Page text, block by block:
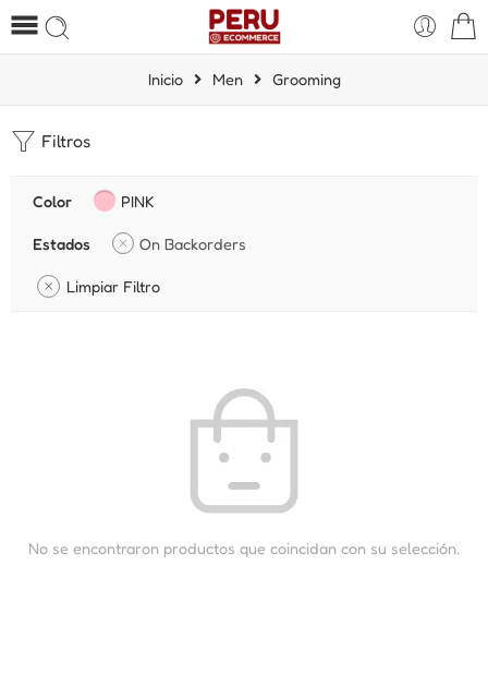
Inicio Men Grooming
Filtros
Color PINK
Estados On Backorders
Limpiar Filtro
No se encontraron productos que coincidan con su selección.